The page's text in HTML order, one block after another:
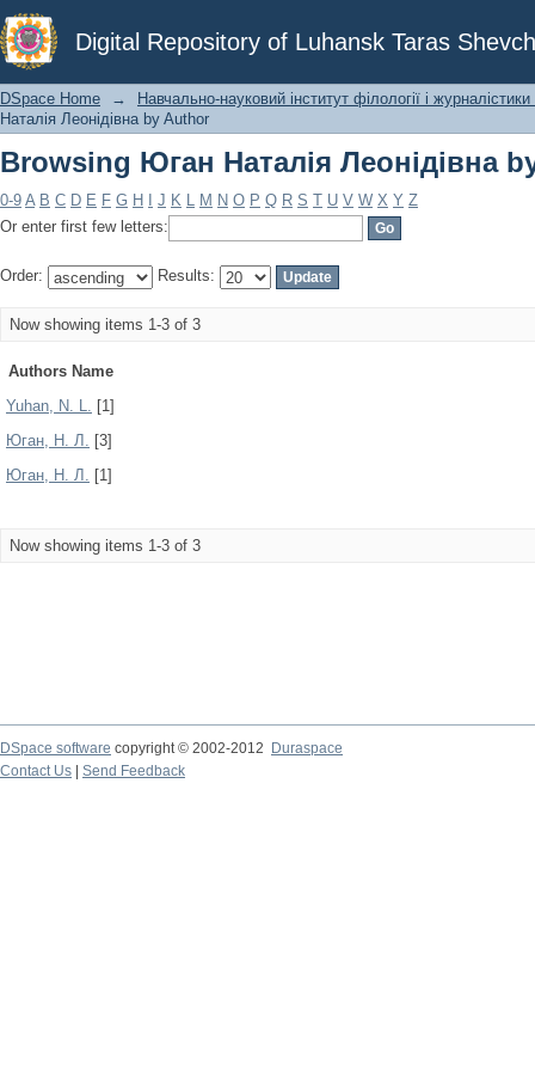
Digital Repository of Luhansk Taras
Browsing Юган Наталія Леонідівна
DSpace Home →
Навчально-науковий інститут філології і
Наталія Леонідівна by Author
Browsing Юган Наталія Леонідівна
0-9 A B C D E F G H J K L M N O P Q R S T U V W X Y Z
Or enter first few letters:
Order: Results:
Now showing items 1-3 of 3
Authors Name
Yuhan, N. L. [1]
Юган, Н. Л. [3]
Юган, Н. Л. [1]
Now showing items 1-3 of 3
DSpace software copyright © 2002-2012
Duraspace
Contact Us
Send Feedback